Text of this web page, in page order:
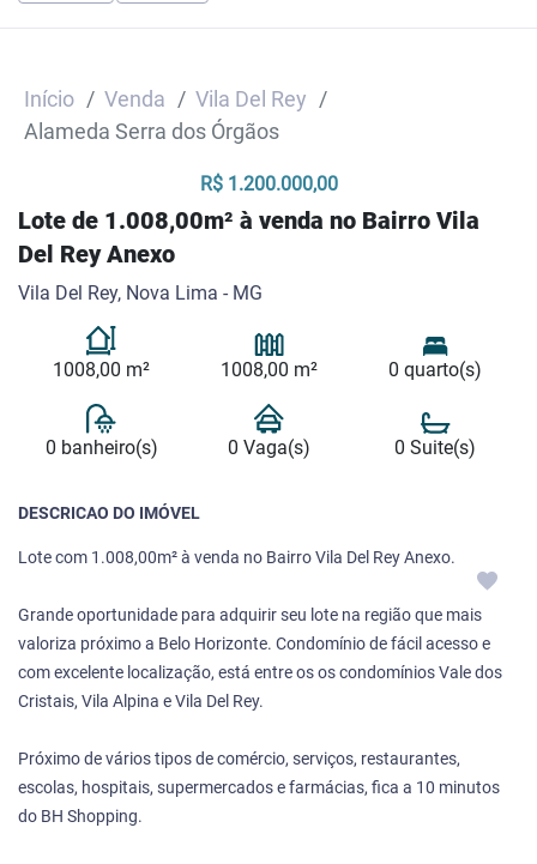
Início Venda
Vila Del Rey
Alameda Serra dos Órgãos
R$ 1.200.000,00
Lote de 1.008,00m² à venda no Bairro Vila
Del Rey Anexo
Vila Del Rey, Nova Lima - MG
1008,00 m² 1008,00 m² 0 quarto(s)
0 banheiro(s) 0 Vaga(s) 0 Suite(s)
DESCRICAO DO IMÓVEL
Lote com 1.008,00m² à venda no Bairro Vila Del Rey Anexo.
Grande oportunidade para adquirir seu lote na região que mais
valoriza próximo a Belo Horizonte. Condomínio de fácil acesso e
com excelente localização, está entre os os condomínios Vale dos
Cristais, Vila Alpina e Vila Del Rey.
Próximo de vários tipos de comércio, serviços, restaurantes,
escolas, hospitais, supermercados e farmácias, fica a 10 minutos
do BH Shopping.